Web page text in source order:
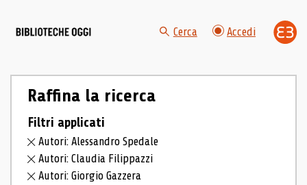
Cerca Accedi
Raffina la ricerca
Filtri applicati
Autori: Alessandro Spedale
Autori: Claudia Filippazzi
Autori: Giorgio Gazzera